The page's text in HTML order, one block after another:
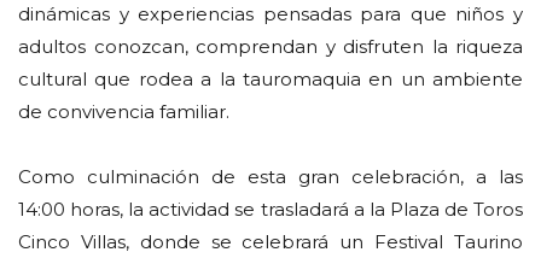
dinámicas y experiencias pensadas para que niños y
adultos conozcan, comprendan y disfruten la riqueza
cultural que rodea a la tauromaquia en un ambiente
de convivencia familiar.
Como culminación de esta gran celebración, a las
14:00 horas, la actividad se trasladará a la Plaza de Toros
Cinco Villas, donde se celebrará un Festival Taurino